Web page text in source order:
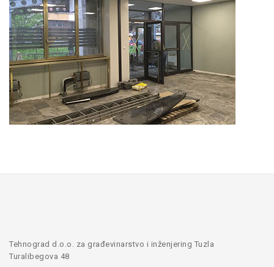
Tehnograd d.o.o. za građevinarstvo i inženjering Tuzla
Turalibegova 48